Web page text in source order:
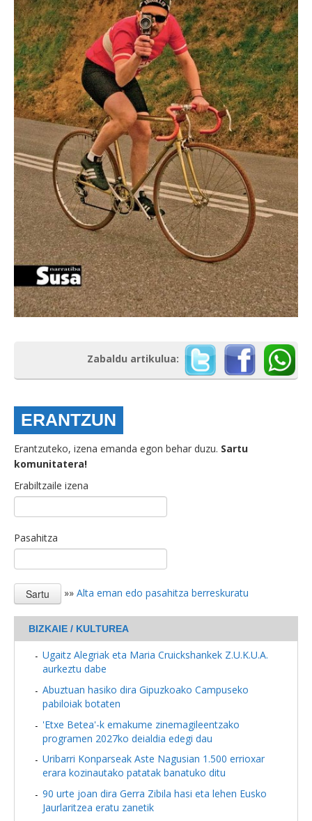
Zabaldu artikulua:
ERANTZUN
Erantzuteko, izena emanda egon behar duzu. Sartu
komunitatera!
Erabiltzaile izena
Pasahitza
»» Alta eman edo pasahitza berreskuratu
BIZKAIE / KULTUREA
Ugaitz Alegriak eta Maria Cruickshankek Z.U.K.U.A.
aurkeztu dabe
Abuztuan hasiko dira Gipuzkoako Campuseko
pabiloiak botaten
'Etxe Betea'-k emakume zinemagileentzako
programen 2027ko deialdia edegi dau
Uribarri Konparseak Aste Nagusian 1.500 errioxar
erara kozinautako patatak banatuko ditu
90 urte joan dira Gerra Zibila hasi eta lehen Eusko
Jaurlaritzea eratu zanetik